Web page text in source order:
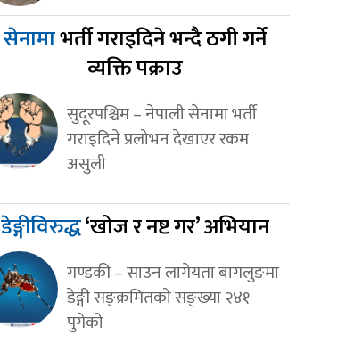
सेनामाभर्ती गराइदिने भन्दै ठगी गर्ने
व्यक्ति पक्राउ
सुदूरपश्चिम – नेपाली सेनामा भर्ती
गराइदिने प्रलोभन देखाएर रकम
असुली
डेङ्गीविरुद्ध‘खोज र नष्ट गर’ अभियान
गण्डकी – साउन लागेयता बागलुङमा
डेङ्गी सङ्क्रमितको सङ्ख्या २४१
पुगेको